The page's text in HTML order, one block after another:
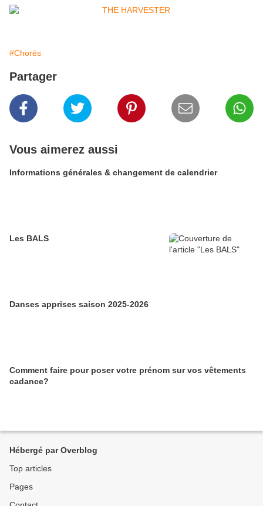
#Chorés
Partager
Vous aimerez aussi
Informations générales & changement de calendrier
Les BALS
Danses apprises saison 2025-2026
Comment faire pour poser votre prénom sur vos vêtements
cadance?
Hébergé par Overblog
Top articles
Pages